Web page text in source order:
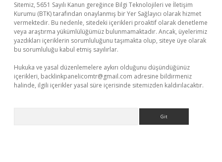
Sitemiz, 5651 Sayılı Kanun gereğince Bilgi Teknolojileri ve İletişim
Kurumu (BTK) tarafından onaylanmış bir Yer Sağlayıcı olarak hizmet
vermektedir. Bu nedenle, sitedeki içerikleri proaktif olarak denetleme
veya araştırma yükümlülüğümüz bulunmamaktadır. Ancak, üyelerimiz
yazdıkları içeriklerin sorumluluğunu taşımakta olup, siteye üye olarak
bu sorumluluğu kabul etmiş sayılırlar.
Hukuka ve yasal düzenlemelere aykırı olduğunu düşündüğünüz
içerikleri, backlinkpanelicomtr@gmail.com adresine bildirmeniz
halinde, ilgili içerikler yasal süre içerisinde sitemizden kaldırılacaktır.